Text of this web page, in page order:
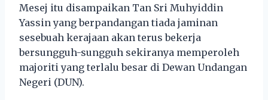
Mesej itu disampaikan Tan Sri Muhyiddin
Yassin yang berpandangan tiada jaminan
sesebuah kerajaan akan terus bekerja
bersungguh-sungguh sekiranya memperoleh
majoriti yang terlalu besar di Dewan Undangan
Negeri (DUN).